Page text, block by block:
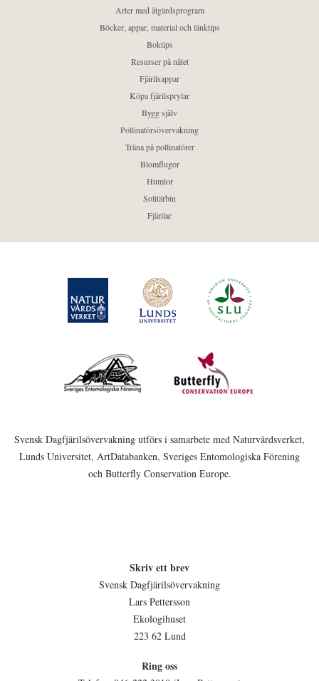
Arter med åtgärdsprogram
Böcker, appar, material och länktips
Boktips
Resurser på nätet
Fjärilsappar
Köpa fjärilsprylar
Bygg själv
Pollinatörsövervakning
Träna på pollinatörer
Blomflugor
Humlor
Solitärbin
Fjärilar
Svensk Dagfjärilsövervakning utförs i samarbete med Naturvårdsverket,
Lunds Universitet, ArtDatabanken, Sveriges Entomologiska Förening
och Butterfly Conservation Europe.
Skriv ett brev
Svensk Dagfjärilsövervakning
Lars Pettersson
Ekologihuset
223 62 Lund
Ring oss